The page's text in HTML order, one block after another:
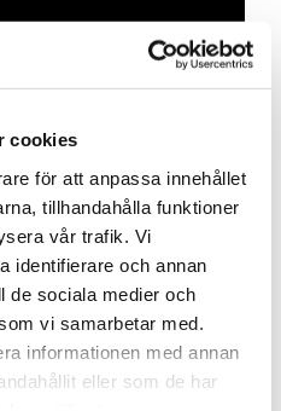
cookies
för att anpassa innehållet
tillhandahålla funktioner
vår trafik. Vi
identifierare och annan
de sociala medier och
vi samarbetar med.
informationen med annan
eller som de har
finna information om
orderhistorik och
mer!
konto